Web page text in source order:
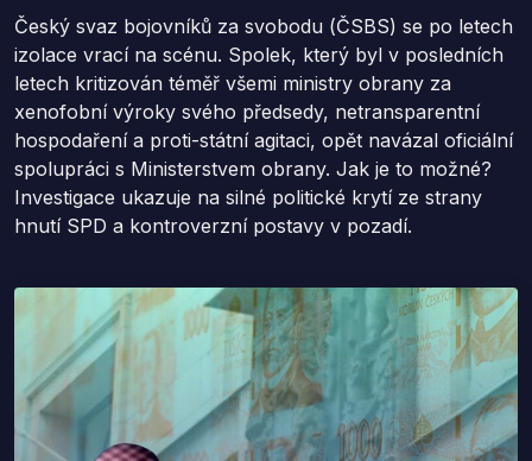
Český svaz bojovníků za svobodu (ČSBS) se po letech
izolace vrací na scénu. Spolek, který byl v posledních
letech kritizován téměř všemi ministry obrany za
xenofobní výroky svého předsedy, netransparentní
hospodaření a proti-státní agitaci, opět navázal oficiální
spolupráci s Ministerstvem obrany. Jak je to možné?
Investigace ukazuje na silné politické krytí ze strany
hnutí SPD a kontroverzní postavy v pozadí.